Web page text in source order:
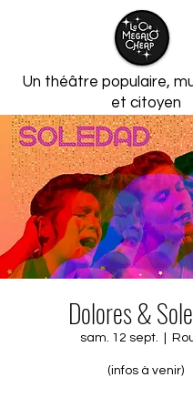
Un théâtre populaire,
et citoyen
Dolores &
sam. 12 sept.
(infos à venir)